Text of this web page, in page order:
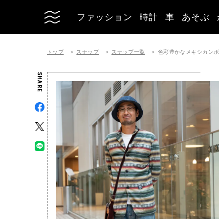
ファッション 時計 車 あそぶ
トップ スナップ スナップ一覧 色彩豊かなメキシカン
SHARE